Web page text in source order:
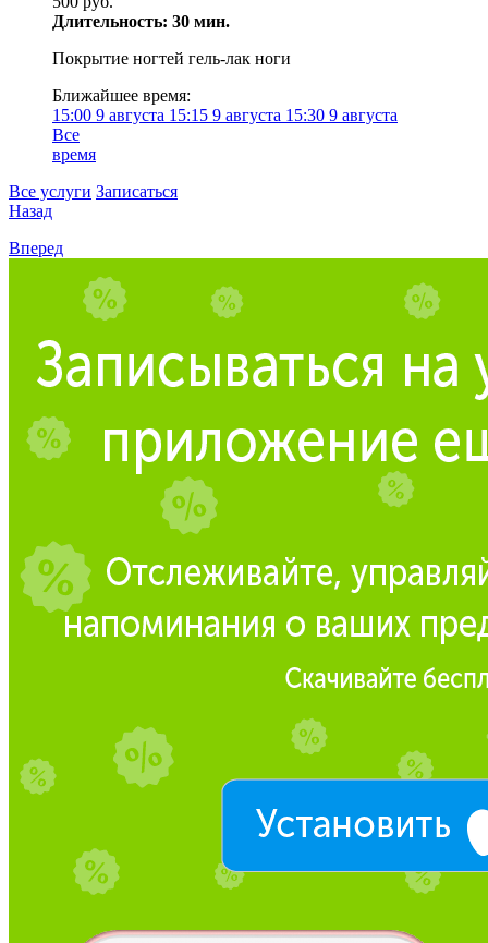
Длительность: 30 мин.
Покрытие ногтей гель-лак ноги
Ближайшее время:
15:00 9 августа 15:15 9 августа 15:30 9 августа
Все
время
Все услуги Записаться
Назад
Вперед